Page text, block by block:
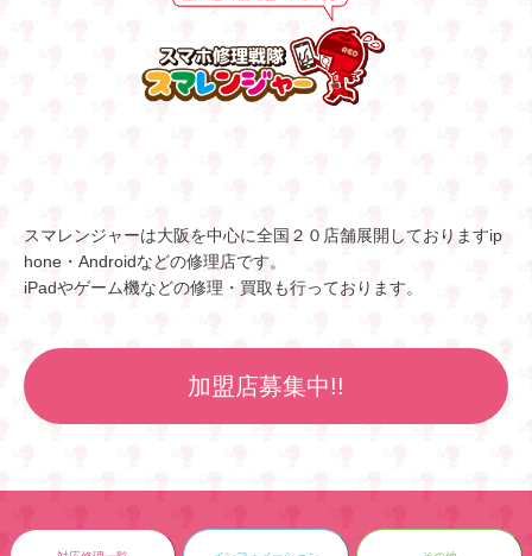
スマレンジャーは大阪を中心に全国２０店舗展開しておりますip
hone・Androidなどの修理店です。
iPadやゲーム機などの修理・買取も行っております。
加盟店募集中!!